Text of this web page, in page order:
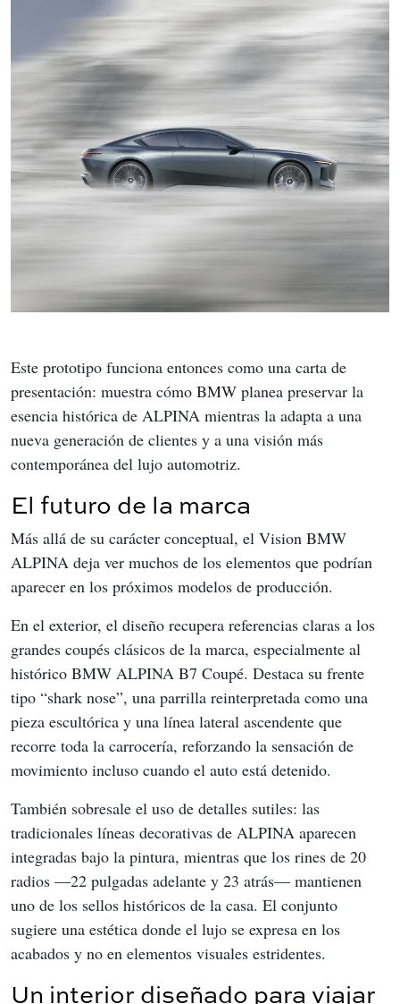
Este prototipo funciona entonces como una carta de
presentación: muestra cómo BMW planea preservar la
esencia histórica de ALPINA mientras la adapta a una
nueva generación de clientes y a una visión más
contemporánea del lujo automotriz.
El futuro de la marca
Más allá de su carácter conceptual, el Vision BMW
ALPINA deja ver muchos de los elementos que podrían
aparecer en los próximos modelos de producción.
En el exterior, el diseño recupera referencias claras a los
grandes coupés clásicos de la marca, especialmente al
histórico BMW ALPINA B7 Coupé. Destaca su frente
tipo “shark nose”, una parrilla reinterpretada como una
pieza escultórica y una línea lateral ascendente que
recorre toda la carrocería, reforzando la sensación de
movimiento incluso cuando el auto está detenido.
También sobresale el uso de detalles sutiles: las
tradicionales líneas decorativas de ALPINA aparecen
integradas bajo la pintura, mientras que los rines de 20
radios —22 pulgadas adelante y 23 atrás— mantienen
uno de los sellos históricos de la casa. El conjunto
sugiere una estética donde el lujo se expresa en los
acabados y no en elementos visuales estridentes.
Un interior diseñado para viajar